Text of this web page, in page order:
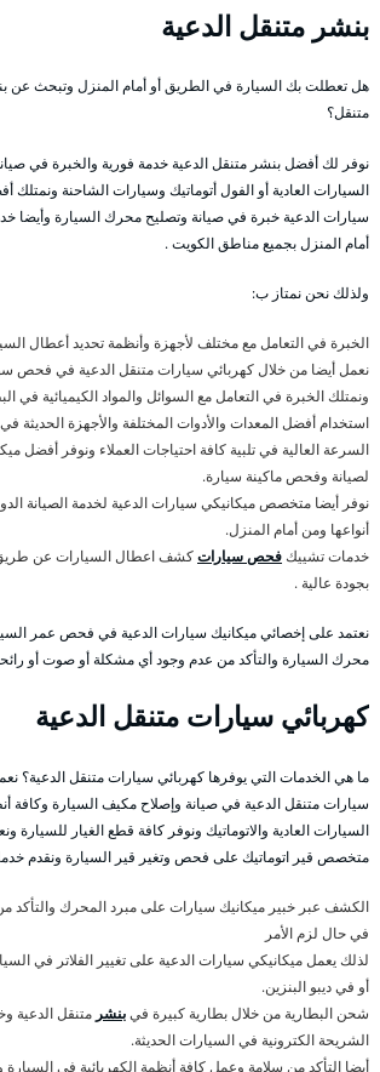
بنشر متنقل الدعية
هل تعطلت بك السيارة في الطريق أو أمام المنزل وتبحث عن
متنقل؟
نوفر لك أفضل بنشر متنقل الدعية خدمة فورية والخبرة في
السيارات العادية أو الفول أتوماتيك وسيارات الشاحنة
سيارات الدعية خبرة في صيانة وتصليح محرك السيارة وأيضا
أمام المنزل بجميع مناطق الكويت .
ولذلك نحن نمتاز ب:
الخبرة في التعامل مع مختلف لأجهزة وأنظمة تحديد أعطال
نعمل أيضا من خلال كهربائي سيارات متنقل الدعية في فحص
ونمتلك الخبرة في التعامل مع السوائل والمواد الكيميائية في
استخدام أفضل المعدات والأدوات المختلفة والأجهزة الحديثة
السرعة العالية في تلبية كافة احتياجات العملاء ونوفر أفضل
لصيانة وفحص ماكينة سيارة.
نوفر أيضا متخصص ميكانيكي سيارات الدعية لخدمة الصيانة
أنواعها ومن أمام المنزل.
خدمات تشييكفحص سياراتكشف اعطال السيارات عن
بجودة عالية .
نعتمد على إخصائي ميكانيك سيارات الدعية في فحص عمر
محرك السيارة والتأكد من عدم وجود أي مشكلة أو صوت أو
كهربائي سيارات متنقل الدعية
ما هي الخدمات التي يوفرها كهربائي سيارات متنقل الدعية؟
سيارات متنقل الدعية في صيانة وإصلاح مكيف السيارة وكافة
السيارات العادية والاتوماتيك ونوفر كافة قطع الغيار للسيارة
متخصص قير اتوماتيك على فحص وتغير قير السيارة ونقدم
الكشف عبر خبير ميكانيك سيارات على مبرد المحرك والتأكد
في حال لزم الأمر
لذلك يعمل ميكانيكي سيارات الدعية على تغيير الفلاتر في
أو في ديبو البنزين.
شحن البطارية من خلال بطارية كبيرة فيبنشر متنقل الدعية
الشريحة الكترونية في السيارات الحديثة.
أيضا التأكد من سلامة وعمل كافة أنظمة الكهربائية في السيارة